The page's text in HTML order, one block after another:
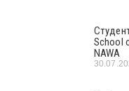
School
NAWA